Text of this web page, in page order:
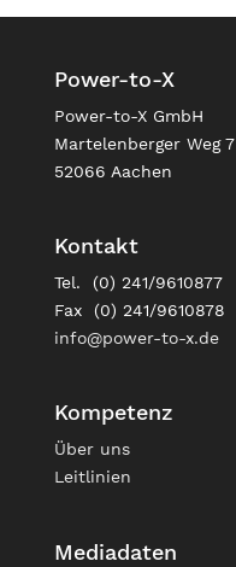
Power-to-X
Power-to-X GmbH
Martelenberger Weg 7
52066 Aachen
Kontakt
Tel. (0) 241/9610877
Fax (0) 241/9610878
info@power-to-x.de
Kompetenz
Über uns
Leitlinien
Mediadaten